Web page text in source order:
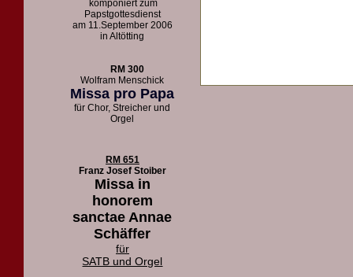
komponiert zum
Papstgottesdienst
am 11.September 2006
in Altötting
RM 300
Wolfram Menschick
Missa pro Papa
für Chor, Streicher und
Orgel
RM 651
Franz Josef Stoiber
Missa in
honorem
sanctae Annae
Schäffer
für
SATB und Orgel